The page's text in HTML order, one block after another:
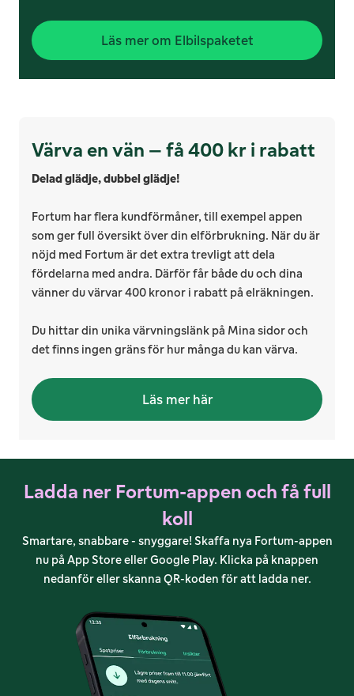
Läs mer om Elbilspaketet
Värva en vän – få 400 kr i rabatt
Delad glädje, dubbel glädje!
Fortum har flera kundförmåner, till exempel appen
som ger full översikt över din elförbrukning. När du är
nöjd med Fortum är det extra trevligt att dela
fördelarna med andra. Därför får både du och dina
vänner du värvar 400 kronor i rabatt på elräkningen.
Du hittar din unika värvningslänk på Mina sidor och
det finns ingen gräns för hur många du kan värva.
Läs mer här
Ladda ner Fortum-appen och få full
koll
Smartare, snabbare - snyggare! Skaffa nya Fortum-appen
nu på App Store eller Google Play. Klicka på knappen
nedanför eller skanna QR-koden för att ladda ner.